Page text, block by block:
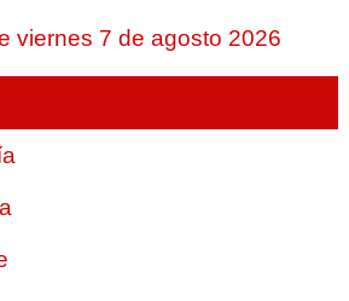
viernes 7 de agosto 2026